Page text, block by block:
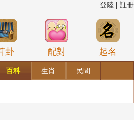
登陸 | 註冊
卦 配對 起名
百科 生肖 民間